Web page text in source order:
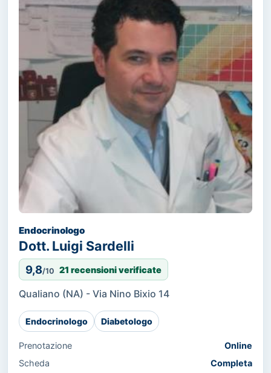
Endocrinologo
Dott. Luigi Sardelli
9,8/10 21 recensioni verificate
Qualiano (NA) - Via Nino Bixio 14
Endocrinologo Diabetologo
Prenotazione
Online
Scheda
Completa